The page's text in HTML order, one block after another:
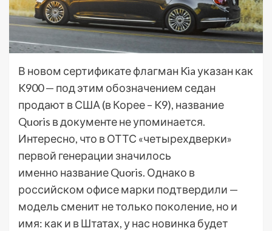
В новом сертификате флагман Kia указан как
K900 — под этим обозначением седан
продают в США (в Корее – K9), название
Quoris в документе не упоминается.
Интересно, что в ОТТС «четырехдверки»
первой генерации значилось
именно название Quoris. Однако в
российском офисе марки подтвердили —
модель сменит не только поколение, но и
имя: как и в Штатах, у нас новинка будет